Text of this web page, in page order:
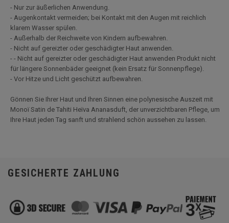
- Nur zur äußerlichen Anwendung.
- Augenkontakt vermeiden; bei Kontakt mit den Augen mit reichlich
klarem Wasser spülen.
- Außerhalb der Reichweite von Kindern aufbewahren.
- Nicht auf gereizter oder geschädigter Haut anwenden.
- - Nicht auf gereizter oder geschädigter Haut anwenden Produkt nicht
für längere Sonnenbäder geeignet (kein Ersatz für Sonnenpflege).
- Vor Hitze und Licht geschützt aufbewahren.
Gönnen Sie Ihrer Haut und Ihren Sinnen eine polynesische Auszeit mit
Monoï Satin de Tahiti Heïva Ananasduft, der unverzichtbaren Pflege, um
Ihre Haut jeden Tag sanft und strahlend schön aussehen zu lassen.
GESICHERTE ZAHLUNG